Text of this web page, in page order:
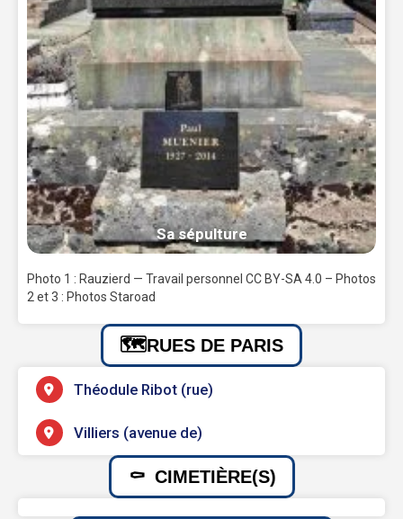
Sa sépulture
Photo 1 : Rauzierd — Travail personnel CC BY-SA 4.0 – Photos
2 et 3 : Photos Staroad
RUES DE PARIS
Théodule Ribot (rue)
Villiers (avenue de)
CIMETIÈRE(S)